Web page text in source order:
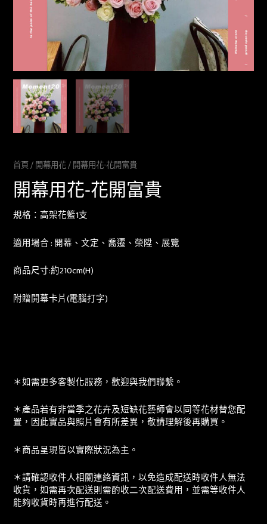
首頁/開幕用花/ 開幕用花-花開富貴
開幕用花-花開富貴
規格：高架花籃1支
適用場合 : 開幕、文定、喬遷、榮陞、展覽
商品尺寸:約210cm(H)
附贈開幕卡片(電腦打字)
＊如需更多客製化服務，歡迎與我們聯繫。
＊產品若有非當季之花卉及短缺花藝師會以同等花材替您配
置，因此實品與照片會有所差異，敬請理解後再購買。
＊商品呈現皆以實際狀況為主。
＊請確認收件人相關連絡資訊，以免造成配送時收件人無法
收貨，如需再次配送則需酌收二次配送費用，並需等收件人
能夠收貨時再進行配送。